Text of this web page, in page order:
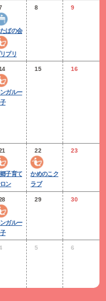
ばの会
プリ
8 9
ガルー
15 16
子育て
ン
22
かめのこク
ラブ
23
ガルー
29 30
5 6